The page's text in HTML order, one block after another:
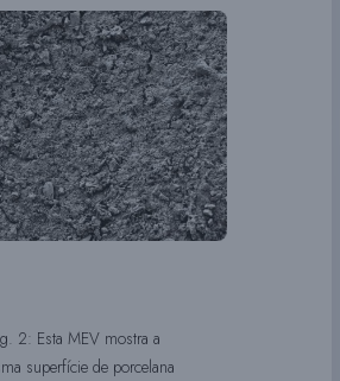
2: Esta MEV mostra a
superfície de porcelana